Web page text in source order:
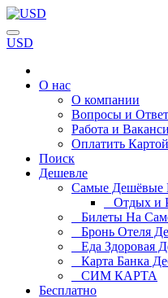
USD
О нас
О компании
Вопросы и
Работа и
Оплатить Картой
Поиск
Дешевле
Самые Дешёвые
Отдых и
Билеты На
Бронь Отеля
Еда Здоровая
Карта Банка
СИМ КАРТА
Бесплатно